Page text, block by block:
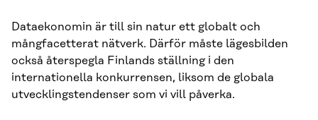
Dataekonomin är till sin natur ett globalt och
mångfacetterat nätverk. Därför måste lägesbilden
också återspegla Finlands ställning i den
internationella konkurrensen, liksom de globala
utvecklingstendenser som vi vill påverka.